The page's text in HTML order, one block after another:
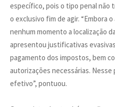
específico, pois o tipo penal não
o exclusivo fim de agir. “Embora
nenhum momento a localização
apresentou justificativas
pagamento dos impostos, bem
autorizações necessárias.
efetivo”, pontuou.